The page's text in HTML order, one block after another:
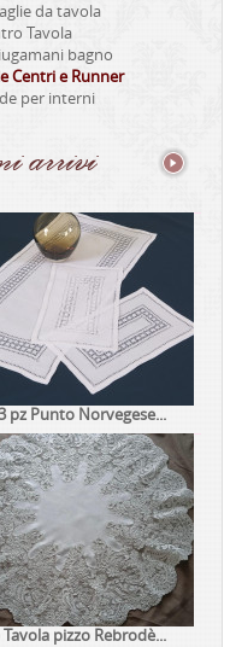
da tavola
Tavola
bagno
Centri e Runner
per interni
arrivi
pz Punto Norvegese...
pizzo Rebrodè...